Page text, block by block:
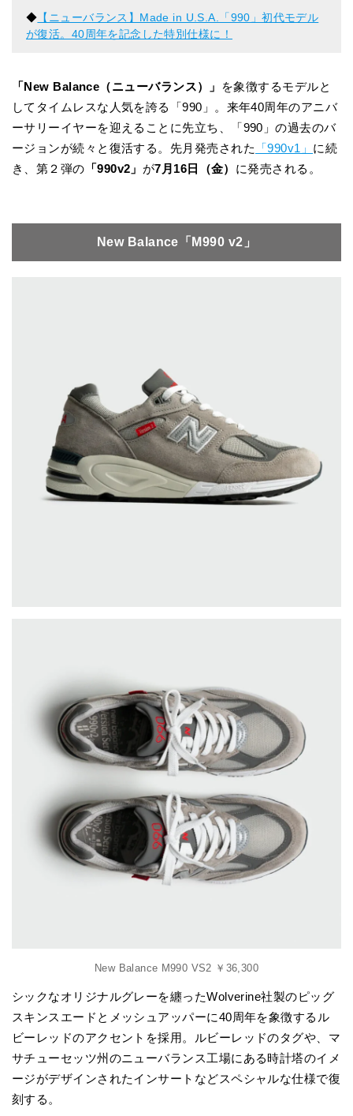
◆ 【ニューバランス】Made in U.S.A.「990」初代モデル
が復活。40周年を記念した特別仕様に！
「New Balance（ニューバランス）」
を象徴するモデルと
してタイムレスな人気を誇る「990」。来年40周年のアニバ
ーサリーイヤーを迎えることに先立ち、「990」の過去のバ
ージョンが続々と復活する。先月発売された
「990v1」 に続
き、第２弾の 「990v2」 が7月16日（金） に発売される。
New Balance「M990 v2」
New Balance M990 VS2 ￥36,300
シックなオリジナルグレーを纏ったWolverine社製のピッグ
スキンスエードとメッシュアッパーに40周年を象徴するル
ビーレッドのアクセントを採用。ルビーレッドのタグや、マ
サチューセッツ州のニューバランス工場にある時計塔のイメ
ージがデザインされたインサートなどスペシャルな仕様で復
刻する。